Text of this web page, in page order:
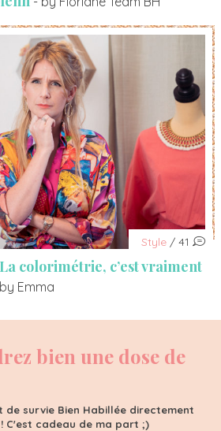
Style / 41
colorimétrie, c’est vraiment
Emma
bien une dose de
de survie Bien Habillée directement
C'est cadeau de ma part ;)